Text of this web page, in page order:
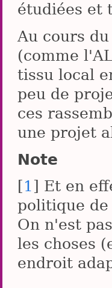
étudiées et
Au cours
(comme
tissu local
peu de
ces
une projet
Note
[1] Et en
politique
On n'est
les choses
endroit